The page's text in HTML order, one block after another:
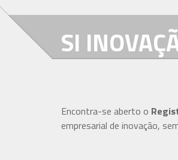
SI
Encontra-se aberto o
empresarial de inovação,